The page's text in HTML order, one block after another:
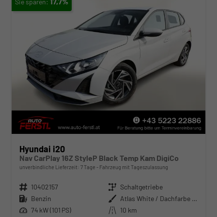
Hyundai i20
Nav CarPlay 16Z StyleP Black Temp Kam DigiCo
unverbindliche Lieferzeit: 7 Tage Fahrzeug mit Tageszulassung
Fahrzeugnr. 10402157 Getriebe Schaltgetriebe
Kraftstoff Benzin Außenfarbe
Atlas White / Dachfarbe in schwa
Leistung 74 kW (101 PS) Kilometerstand 10 km